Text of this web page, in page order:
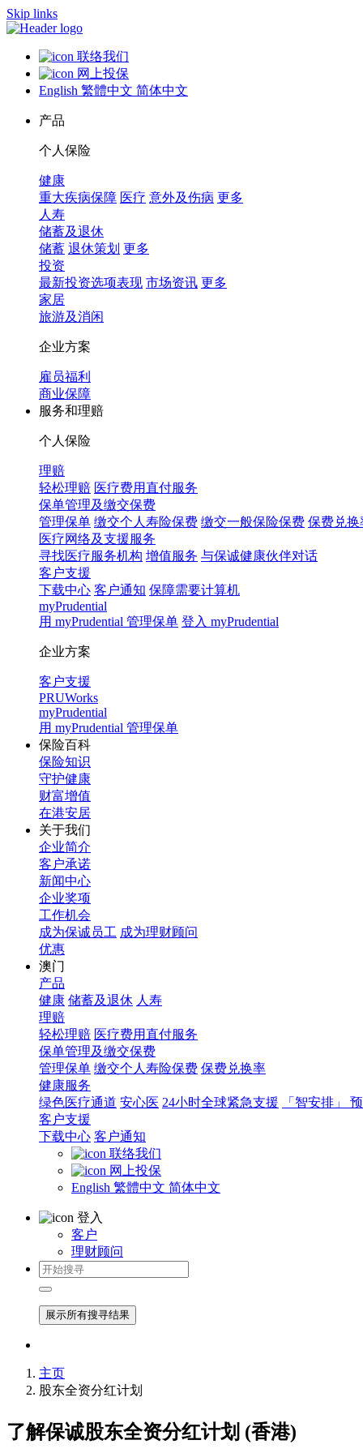
Skip links
联络我们
网上投保
English 繁體中文 简体中文
产品
个人保险
健康
重大疾病保障 医疗 意外及伤病 更多
人寿
储蓄及退休
储蓄 退休策划 更多
投资
最新投资选项表现 市场资讯 更多
家居
旅游及消闲
企业方案
雇员福利
商业保障
服务和理赔
个人保险
理赔
轻松理赔 医疗费用直付服务
保单管理及缴交保费
管理保单 缴交个人寿险保费 缴交一般保险保费 保费兑换
医疗网络及支援服务
寻找医疗服务机构 增值服务 与保诚健康伙伴对话
客户支援
下载中心 客户通知 保障需要计算机
myPrudential
用 myPrudential 管理保单 登入 myPrudential
企业方案
客户支援
PRUWorks
myPrudential
用 myPrudential 管理保单
保险百科
保险知识
守护健康
财富增值
在港安居
关于我们
企业简介
客户承诺
新闻中心
企业奖项
工作机会
成为保诚员工 成为理财顾问
优惠
澳门
产品
健康 储蓄及退休 人寿
理赔
轻松理赔 医疗费用直付服务
保单管理及缴交保费
管理保单 缴交个人寿险保费 保费兑换率
健康服务
绿色医疗通道 安心医 24小时全球紧急支援
「智安排」
客户支援
下载中心 客户通知
联络我们
网上投保
English 繁體中文 简体中文
登入
客户
理财顾问
展示所有搜寻结果
主页
股东全资分红计划
了解保诚股东全资分红计划 (香港)